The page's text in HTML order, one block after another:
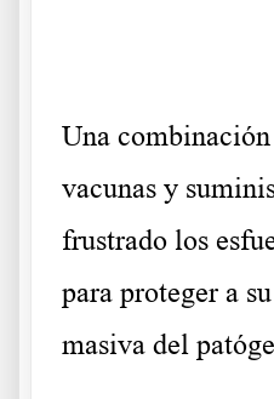
Una
vacunas y
frustrado los
para proteger a
masiva del